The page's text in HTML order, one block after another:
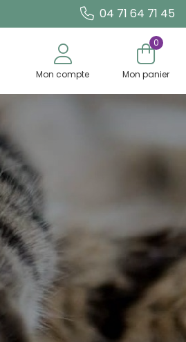
04 71 64 71 45
Mon compte
0
Mon panier